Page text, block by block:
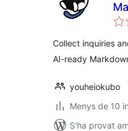
Collect inquiries
AI-ready
youheiokubo
Menys de 10
S'ha provat